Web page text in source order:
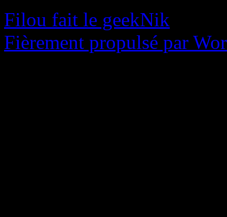
Filou fait le geekNik
Fièrement propulsé par